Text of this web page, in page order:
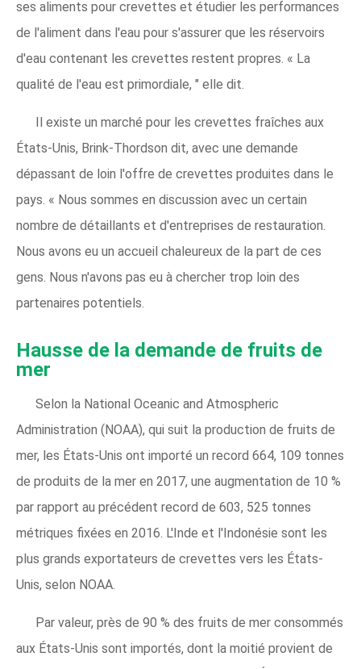
ses aliments pour crevettes et étudier les performances
de l'aliment dans l'eau pour s'assurer que les réservoirs
d'eau contenant les crevettes restent propres. « La
qualité de l'eau est primordiale, " elle dit.
Il existe un marché pour les crevettes fraîches aux
États-Unis, Brink-Thordson dit, avec une demande
dépassant de loin l'offre de crevettes produites dans le
pays. « Nous sommes en discussion avec un certain
nombre de détaillants et d'entreprises de restauration.
Nous avons eu un accueil chaleureux de la part de ces
gens. Nous n'avons pas eu à chercher trop loin des
partenaires potentiels.
Hausse de la demande de fruits de
mer
Selon la National Oceanic and Atmospheric
Administration (NOAA), qui suit la production de fruits de
mer, les États-Unis ont importé un record 664, 109 tonnes
de produits de la mer en 2017, une augmentation de 10 %
par rapport au précédent record de 603, 525 tonnes
métriques fixées en 2016. L'Inde et l'Indonésie sont les
plus grands exportateurs de crevettes vers les États-
Unis, selon NOAA.
Par valeur, près de 90 % des fruits de mer consommés
aux États-Unis sont importés, dont la moitié provient de